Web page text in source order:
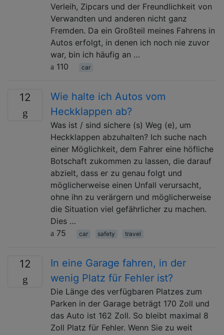
Verleih, Zipcars und der Freundlichkeit von
Verwandten und anderen nicht ganz
Fremden. Da ein Großteil meines Fahrens in
Autos erfolgt, in denen ich noch nie zuvor
war, bin ich häufig an …
110
car
12
Wie halte ich Autos vom
Heckklappen ab?
Was ist / sind sichere (s) Weg (e), um
Heckklappen abzuhalten? Ich suche nach
einer Möglichkeit, dem Fahrer eine höfliche
Botschaft zukommen zu lassen, die darauf
abzielt, dass er zu genau folgt und
möglicherweise einen Unfall verursacht,
ohne ihn zu verärgern und möglicherweise
die Situation viel gefährlicher zu machen.
Dies …
75
car safety travel
12
In eine Garage fahren, in der
wenig Platz für Fehler ist?
Die Länge des verfügbaren Platzes zum
Parken in der Garage beträgt 170 Zoll und
das Auto ist 162 Zoll. So bleibt maximal 8
Zoll Platz für Fehler. Wenn Sie zu weit